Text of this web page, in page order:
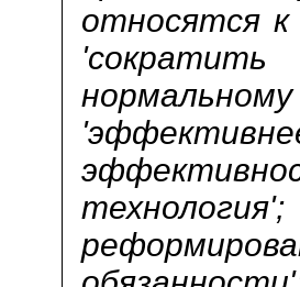
относятся